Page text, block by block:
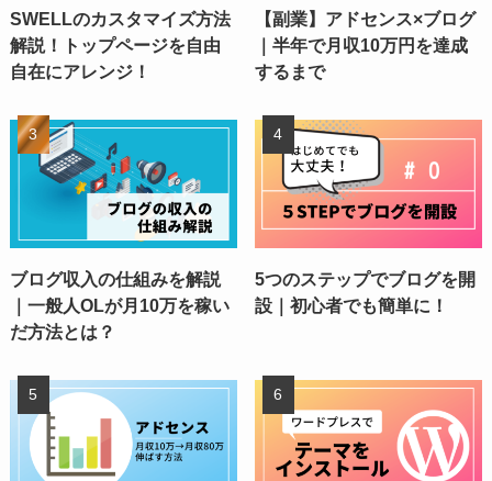
SWELLのカスタマイズ方法
解説！トップページを自由
自在にアレンジ！
【副業】アドセンス×ブログ
｜半年で月収10万円を達成
するまで
ブログ収入の仕組みを解説
｜一般人OLが月10万を稼い
だ方法とは？
5つのステップでブログを開
設｜初心者でも簡単に！